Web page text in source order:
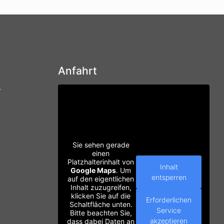
Anfahrt
Sie sehen gerade
einen
Platzhalterinhalt von
Google Maps. Um
auf den eigentlichen
Inhalt zuzugreifen,
klicken Sie auf die
Schaltfläche unten.
Bitte beachten Sie,
dass dabei Daten an
Inhalt
entsperren
Erforderlichen
Service
akzeptieren